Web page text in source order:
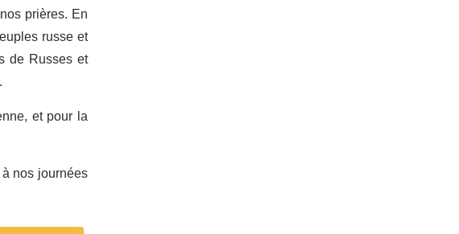
prières. En
russe et
de Russes et
et pour la
nos journées